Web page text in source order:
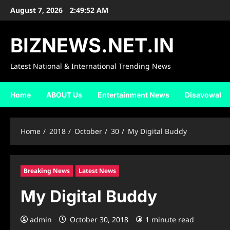
SkipAugust 7, 2026 2:49:53 AM
BIZNEWS.NET.IN
Latest National & International Trending News
Home ABOUT Us Entertainment News Disavowal
Home 2018 October 30 My Digital Buddy
Breaking News Latest News
My Digital Buddy
admin October 30, 2018 1 minute read